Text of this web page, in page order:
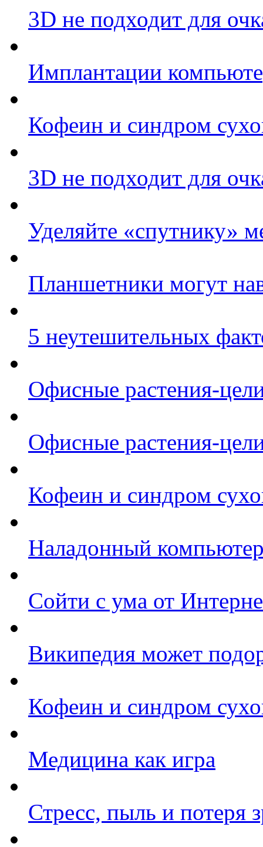
3D не подходит для
Имплантации
Кофеин и синдром
3D не подходит для
Уделяйте «спутнику»
Планшетники могут
5 неутешительных
Офисные растения-
Офисные растения-
Кофеин и синдром
Наладонный
Сойти с ума от
Википедия может
Кофеин и синдром
Медицина как игра
Стресс, пыль и потеря